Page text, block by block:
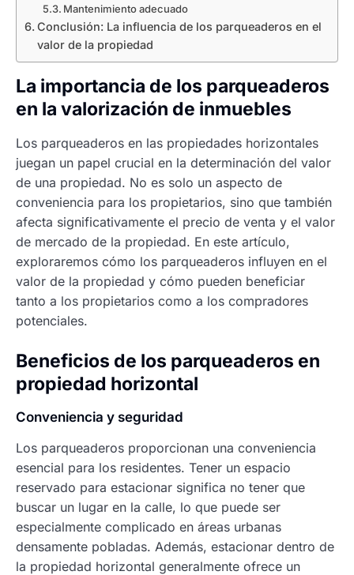
Mantenimiento adecuado
Conclusión: La influencia de los parqueaderos en el
valor de la propiedad
La importancia de los parqueaderos
en la valorización de inmuebles
Los parqueaderos en las propiedades horizontales
juegan un papel crucial en la determinación del valor
de una propiedad. No es solo un aspecto de
conveniencia para los propietarios, sino que también
afecta significativamente el precio de venta y el valor
de mercado de la propiedad. En este artículo,
exploraremos cómo los parqueaderos influyen en el
valor de la propiedad y cómo pueden beneficiar
tanto a los propietarios como a los compradores
potenciales.
Beneficios de los parqueaderos en
propiedad horizontal
Conveniencia y seguridad
Los parqueaderos proporcionan una conveniencia
esencial para los residentes. Tener un espacio
reservado para estacionar significa no tener que
buscar un lugar en la calle, lo que puede ser
especialmente complicado en áreas urbanas
densamente pobladas. Además, estacionar dentro de
la propiedad horizontal generalmente ofrece un